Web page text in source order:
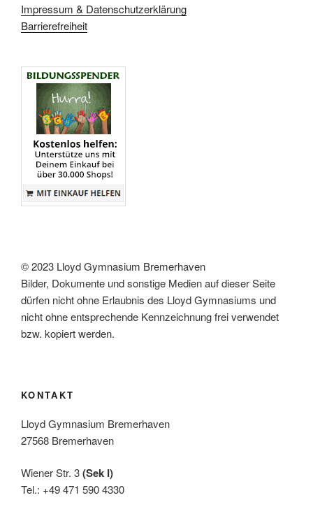
Impressum & Datenschutzerklärung
Barrierefreiheit
© 2023 Lloyd Gymnasium Bremerhaven
Bilder, Dokumente und sonstige Medien auf dieser Seite
dürfen nicht ohne Erlaubnis des Lloyd Gymnasiums und
nicht ohne entsprechende Kennzeichnung frei verwendet
bzw. kopiert werden.
KONTAKT
Lloyd Gymnasium Bremerhaven
27568 Bremerhaven
Wiener Str. 3(Sek I)
Tel.: +49 471 590 4330